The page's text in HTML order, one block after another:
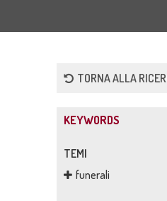
TORNA ALLA
KEYWORDS
TEMI
funerali